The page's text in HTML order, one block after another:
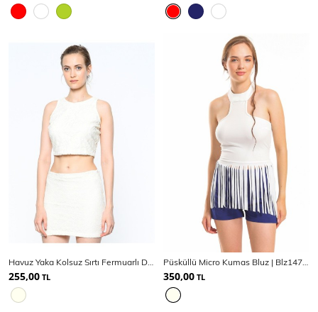
Havuz Yaka Kolsuz Sırtı Fermuarlı Dantel Bluz
255,00 TL
Püsküllü Micro Kumas Bluz | Blz14739
350,00 TL